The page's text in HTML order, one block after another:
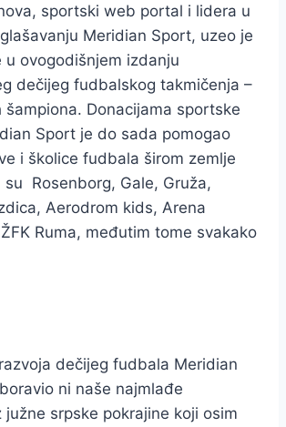
sportski web portal i lidera u
Meridian Sport, uzeo je
u ovogodišnjem izdanju
dečijeg fudbalskog takmičenja –
šampiona. Donacijama sportske
Sport je do sada pomogao
i školice fudbala širom zemlje
su Rosenborg, Gale, Gruža,
Aerodrom kids, Arena
Ruma, međutim tome svakako
dečijeg fudbala Meridian
ni naše najmlađe
južne srpske pokrajine koji osim